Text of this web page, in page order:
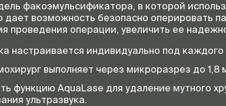
факоэмульсификатора, в которой
дает возможность безопасно
проведения операции, увеличить ее
настраивается индивидуально под каждого
выполняет через микроразрез до 1,8
функцию AquaLase для удаление мутного
ультразвука.